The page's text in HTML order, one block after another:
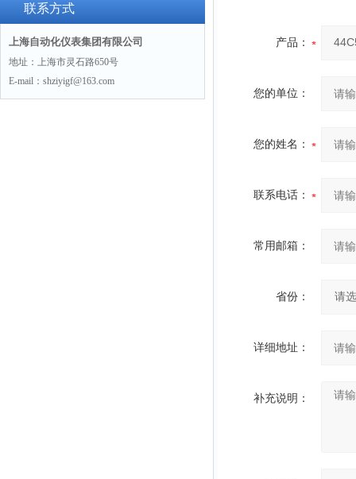
联系方式
上海自动化仪表集团有限公司
地址：上海市灵石路650号
E-mail：shziyigf@163.com
产品：
您的单位：
您的姓名：
联系电话：
常用邮箱：
省份：
详细地址：
补充说明：